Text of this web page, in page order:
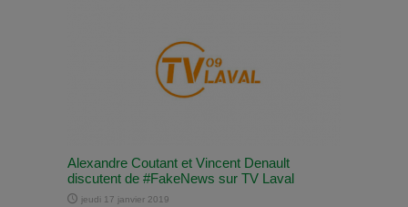
Alexandre Coutant et Vincent Denault
discutent de #FakeNews sur TV Laval
jeudi 17 janvier 2019